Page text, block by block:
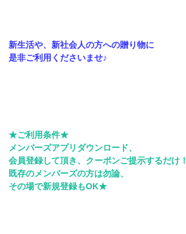
新生活や、新社会人の方への贈り物に
是非ご利用くださいませ♪
★ご利用条件★
メンバーズアプリダウンロード、
会員登録して頂き、クーポンご提示するだけ！
既存のメンバーズの方は勿論、
その場で新規登録もOK★